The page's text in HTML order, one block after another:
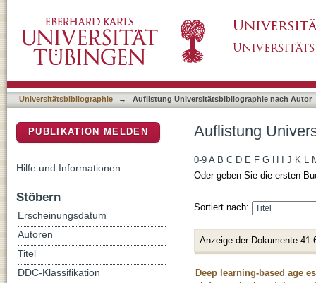
Universitätsbibliographie → Auflistung Universitätsbibliographie nach Autor
Auflistung
0-9 A B C D E F G H J K L
Oder geben Sie die ersten
Sortiert nach:
Anzeige der Dokumente 41-
Deep learning-based age
PUBLIKATION MELDEN
Hilfe und Informationen
Stöbern
Erscheinungsdatum
Autoren
Titel
DDC-Klassifikation